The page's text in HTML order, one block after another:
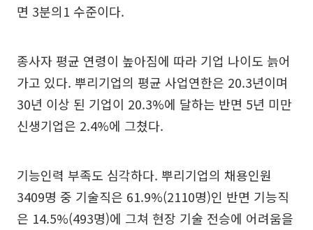
면 3분의1 수준이다.
종사자 평균 연령이 높아짐에 따라 기업 나이도 늙어
가고 있다. 뿌리기업의 평균 사업연한은 20.3년이며
30년 이상 된 기업이 20.3%에 달하는 반면 5년 미만
신생기업은 2.4%에 그쳤다.
기능인력 부족도 심각하다. 뿌리기업의 채용인원
3409명 중 기술직은 61.9%(2110명)인 반면 기능직
은 14.5%(493명)에 그쳐 현장 기술 전승에 어려움을